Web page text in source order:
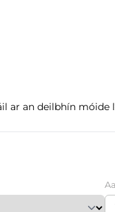
ar an deilbhín móide